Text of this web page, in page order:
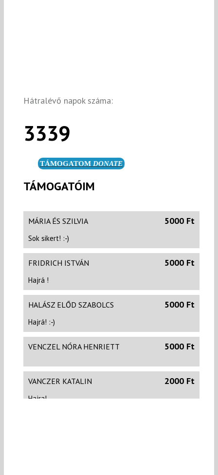
Hátralévő napok száma:
3339
TÁMOGATOM DONATE
TÁMOGATÓIM
MÁRIA ÉS SZILVIA 5000 Ft
Sok sikert! :-)
FRIDRICH ISTVÁN 5000 Ft
Hajrá !
HALÁSZ ELŐD SZABOLCS 5000 Ft
Hajrá! :-)
VENCZEL NÓRA HENRIETT 5000 Ft
VANCZER KATALIN 2000 Ft
Hajra!